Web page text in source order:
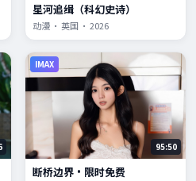
星河追缉（科幻史诗）
动漫 · 英国 · 2026
IMAX
95:50
断桥边界·限时免费